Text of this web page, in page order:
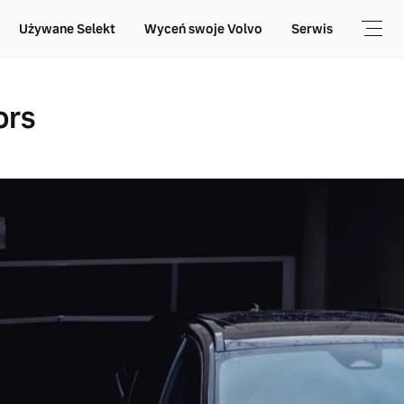
Używane Selekt Wyceń swoje Volvo Serwis